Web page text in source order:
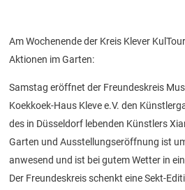
Am Wochenende der Kreis Klever
Aktionen im Garten:
Samstag eröffnet der Freundeskreis
Koekkoek-Haus Kleve e.V. den
des in Düsseldorf lebenden Künstlers
Garten und Ausstellungseröffnung ist
anwesend und ist bei gutem Wetter in
Der Freundeskreis schenkt eine Sekt-